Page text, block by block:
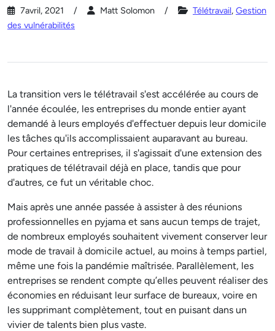
7avril, 2021 Matt Solomon Télétravail, Gestion
des vulnérabilités
La transition vers le télétravail s'est accélérée au cours de
l'année écoulée, les entreprises du monde entier ayant
demandé à leurs employés d'effectuer depuis leur domicile
les tâches qu'ils accomplissaient auparavant au bureau.
Pour certaines entreprises, il s'agissait d'une extension des
pratiques de télétravail déjà en place, tandis que pour
d'autres, ce fut un véritable choc.
Mais après une année passée à assister à des réunions
professionnelles en pyjama et sans aucun temps de trajet,
de nombreux employés souhaitent vivement conserver leur
mode de travail à domicile actuel, au moins à temps partiel,
même une fois la pandémie maîtrisée. Parallèlement, les
entreprises se rendent compte qu’elles peuvent réaliser des
économies en réduisant leur surface de bureaux, voire en
les supprimant complètement, tout en puisant dans un
vivier de talents bien plus vaste.